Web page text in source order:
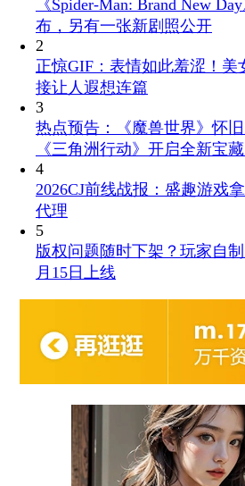
《Spider-Man: Brand New
布，另有一张新剧照公开
2
正惊GIF：表情如此羞涩！美
接让人遐想连篇
3
热点预告：《魔兽世界》怀
《三角洲行动》开启全新宝
4
2026CJ前线战报：盛趣游戏
代理
5
版权问题随时下架？玩家自
月15日上线